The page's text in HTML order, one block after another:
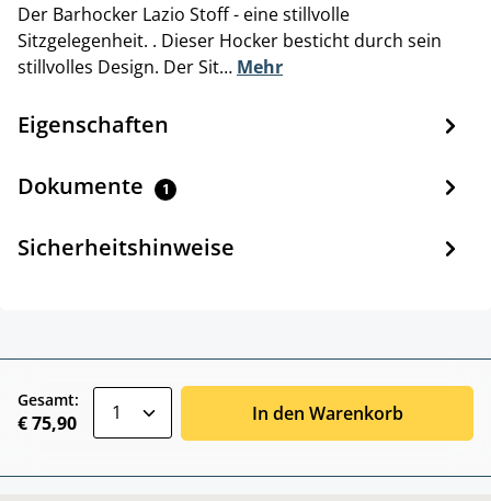
Der Barhocker Lazio Stoff - eine stillvolle
Sitzgelegenheit. . Dieser Hocker besticht durch sein
stillvolles Design. Der Sit… Mehr
Eigenschaften
Dokumente 1
Sicherheitshinweise
Gesamt:
€ 75,90 In den Warenkorb